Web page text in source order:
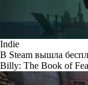
Indie
В Steam вышла
Billy: The Book of